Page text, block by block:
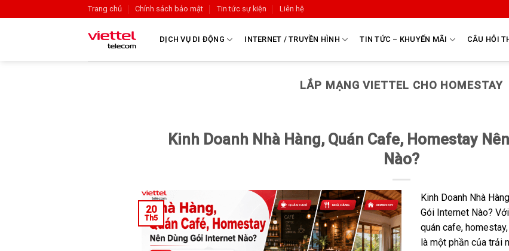
Trang chủ Chính sách bảo mật Tin tức sự kiện Liên hệ
DỊCH VỤ DI ĐỘNG INTERNET / TRUYỀN HÌNH TIN TỨC – KHUYẾN MÃI CÂU HỎI
LẮP MẠNG VIETTEL CHO HOMESTAY
Kinh Doanh Nhà Hàng, Quán Cafe, Homestay
Nào?
20
Th5
Kinh Doanh Nhà
Gói Internet Nào?
quán cafe,
là một phần của trải